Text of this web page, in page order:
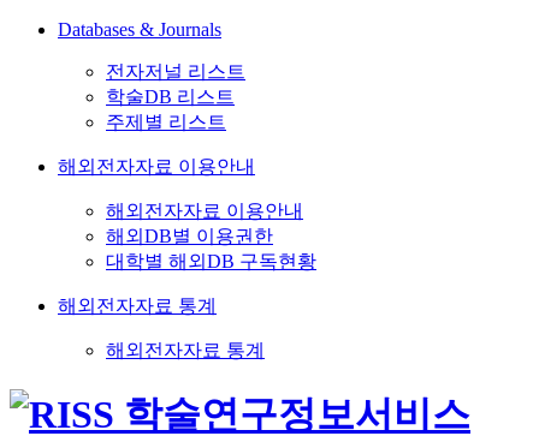
Databases & Journals
전자저널 리스트
학술DB 리스트
주제별 리스트
해외전자자료 이용안내
해외전자자료 이용안내
해외DB별 이용권한
대학별 해외DB 구독현황
해외전자자료 통계
해외전자자료 통계